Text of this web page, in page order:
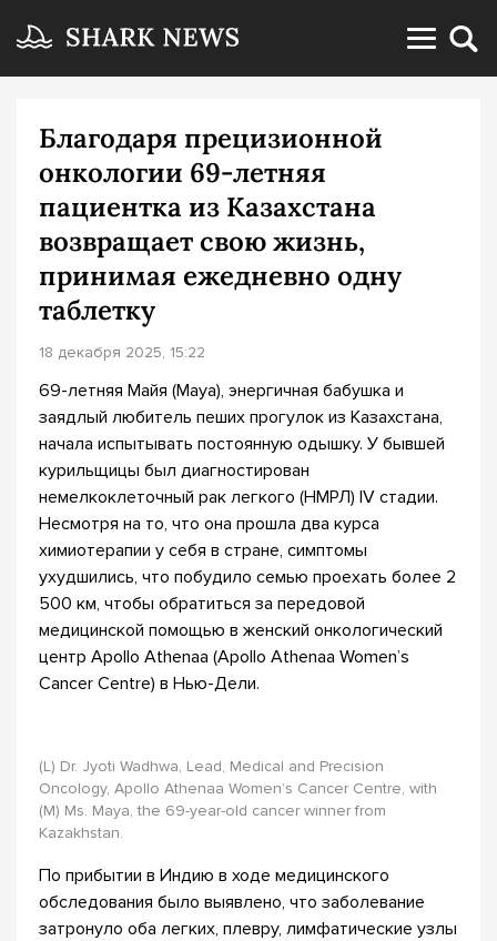
Благодаря прецизионной
онкологии 69-летняя
пациентка из Казахстана
возвращает свою жизнь,
принимая ежедневно одну
таблетку
18 декабря 2025, 15:22
69-летняя Майя (Maya), энергичная бабушка и
заядлый любитель пеших прогулок из Казахстана,
начала испытывать постоянную одышку. У бывшей
курильщицы был диагностирован
немелкоклеточный рак легкого (НМРЛ) IV стадии.
Несмотря на то, что она прошла два курса
химиотерапии у себя в стране, симптомы
ухудшились, что побудило семью проехать более 2
500 км, чтобы обратиться за передовой
медицинской помощью в женский онкологический
центр Apollo Athenaa (Apollo Athenaa Women’s
Cancer Centre) в Нью-Дели.
(L) Dr. Jyoti Wadhwa, Lead, Medical and Precision
Oncology, Apollo Athenaa Women’s Cancer Centre, with
(M) Ms. Maya, the 69-year-old cancer winner from
Kazakhstan.
По прибытии в Индию в ходе медицинского
обследования было выявлено, что заболевание
затронуло оба легких, плевру, лимфатические узлы